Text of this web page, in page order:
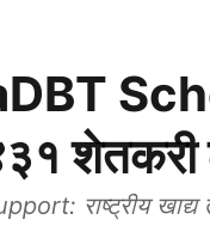
शेतकरी
राष्ट्रीय खाद्य